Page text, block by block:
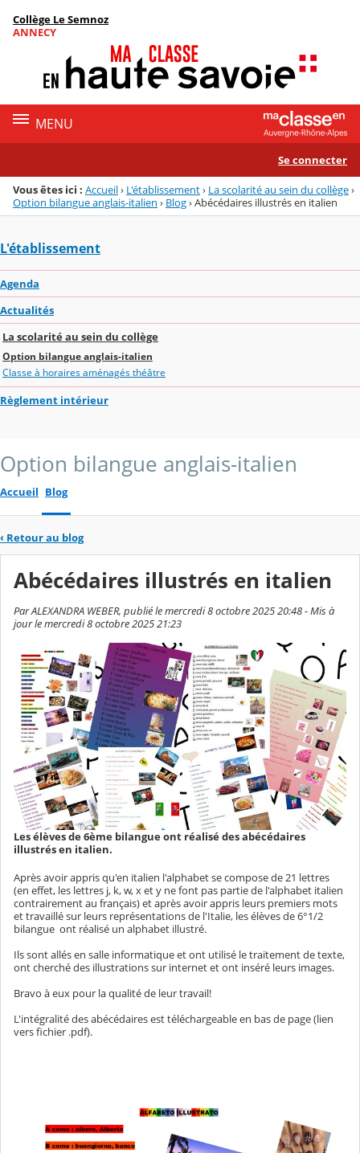
Menu de la rubrique
Contenu
Collège Le Semnoz
ANNECY
MENU
Se connecter
Vous êtes ici : Accueil› L'établissement› La scolarité au sein du collège›
Option bilangue anglais-italien › Blog›Abécédaires illustrés en italien
L'établissement
Agenda
Actualités
La scolarité au sein du collège
Option bilangue anglais-italien
Classe à horaires aménagés théâtre
Règlement intérieur
Option bilangue anglais-italien
Accueil Blog
‹ Retour au blog
Abécédaires illustrés en italien
Par ALEXANDRA WEBER, publié le mercredi 8 octobre 2025 20:48 - Mis à
jour le mercredi 8 octobre 2025 21:23
Les élèves de 6ème bilangue ont réalisé des abécédaires
illustrés en italien.
Après avoir appris qu'en italien l'alphabet se compose de 21 lettres
(en effet, les lettres j, k, w, x et y ne font pas partie de l'alphabet italien
contrairement au français) et après avoir appris leurs premiers mots
et travaillé sur leurs représentations de l'Italie, les élèves de 6°1/2
bilangue ont réalisé un alphabet illustré.
Ils sont allés en salle informatique et ont utilisé le traitement de texte,
ont cherché des illustrations sur internet et ont inséré leurs images.
Bravo à eux pour la qualité de leur travail!
L'intégralité des abécédaires est téléchargeable en bas de page (lien
vers fichier .pdf).